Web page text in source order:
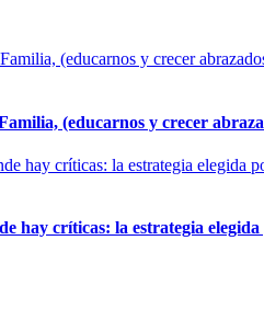
(educarnos y crecer
hay críticas: la estrategia